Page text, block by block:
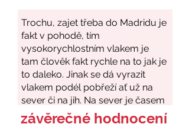
závěrečné hodnocení